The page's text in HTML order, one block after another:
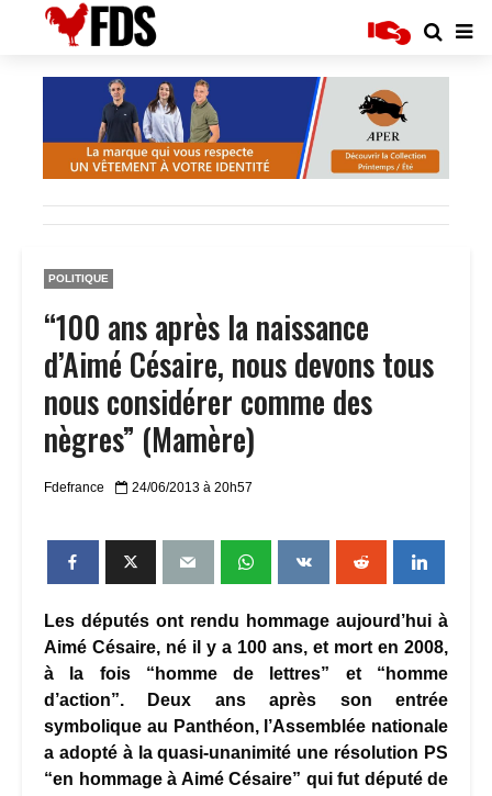
POLITIQUE
“100 ans après la naissance
d’Aimé Césaire, nous devons tous
nous considérer comme des
nègres” (Mamère)
Fdefrance 24/06/2013 à 20h57
Les députés ont rendu hommage aujourd’hui à
Aimé Césaire, né il y a 100 ans, et mort en 2008,
à la fois “homme de lettres” et “homme
d’action”. Deux ans après son entrée
symbolique au Panthéon, l’Assemblée nationale
a adopté à la quasi-unanimité une résolution PS
“en hommage à Aimé Césaire” qui fut député de